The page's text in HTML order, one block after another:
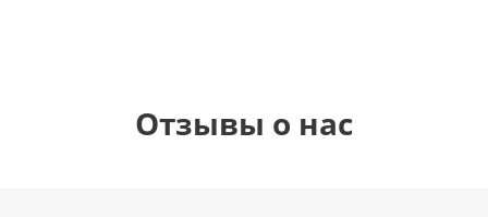
Отзывы о нас